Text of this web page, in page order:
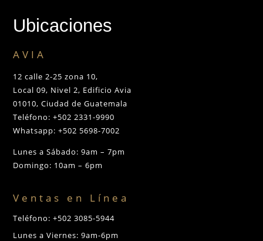
Ubicaciones
AVIA
12 calle 2-25 zona 10,
Local 09, Nivel 2, Edificio Avia
01010, Ciudad de Guatemala
Teléfono: +502 2331-9990
Whatsapp: +502 5698-7002
Lunes a Sábado: 9am – 7pm
Domingo: 10am – 6pm
Ventas en Línea
Teléfono: +502 3085-5944
Lunes a Viernes: 9am-6pm